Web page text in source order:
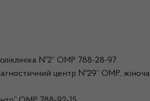
№2” ОМР 788-28-97
центр №29” ОМР, жіноча